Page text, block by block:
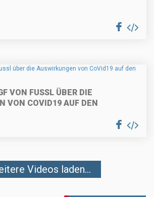
VON FUSSL ÜBER DIE
VON COVID19 AUF DEN
Videos laden...